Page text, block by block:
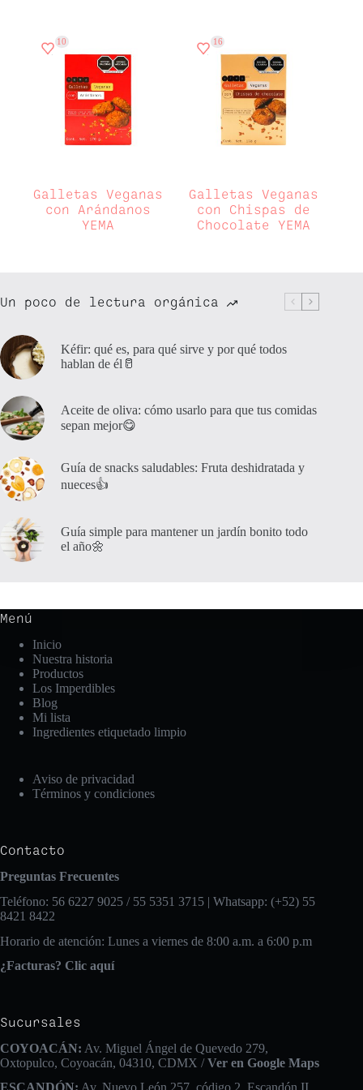
10
Galletas Veganas
con Arándanos
YEMA
16
Galletas Veganas
con Chispas de
Chocolate YEMA
Frutas y verduras
Hogar (0)
Lácteos y huevos (0)
(0)
Los imperdibles (0)
(0)
Pan y tortillas (0)
Ready to eat (0)
Un poco de lectura orgánica
Kéfir: qué es, para qué sirve y por qué todos
hablan de él🥛
Aceite de oliva: cómo usarlo para que tus comidas
sepan mejor😋
Guía de snacks saludables: Fruta deshidratada y
nueces👍
Guía simple para mantener un jardín bonito todo
el año🌼
Menú
Inicio
Nuestra historia
Productos
Los Imperdibles
Blog
Mi lista
Ingredientes etiquetado limpio
Aviso de privacidad
Términos y condiciones
Contacto
Preguntas Frecuentes
Teléfono: 56 6227 9025 / 55 5351 3715 | Whatsapp: (+52) 55
8421 8422
Horario de atención: Lunes a viernes de 8:00 a.m. a 6:00 p.m
¿Facturas? Clic aquí
Sucursales
COYOACÁN: Av. Miguel Ángel de Quevedo 279,
Oxtopulco, Coyoacán, 04310, CDMX / Ver en Google Maps